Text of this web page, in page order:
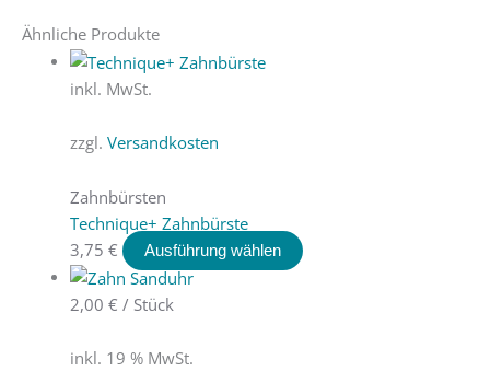
Ähnliche Produkte
inkl. MwSt.
zzgl. Versandkosten
Zahnbürsten
Technique+ Zahnbürste
3,75 € Ausführung wählen
2,00 € / Stück
inkl. 19 % MwSt.